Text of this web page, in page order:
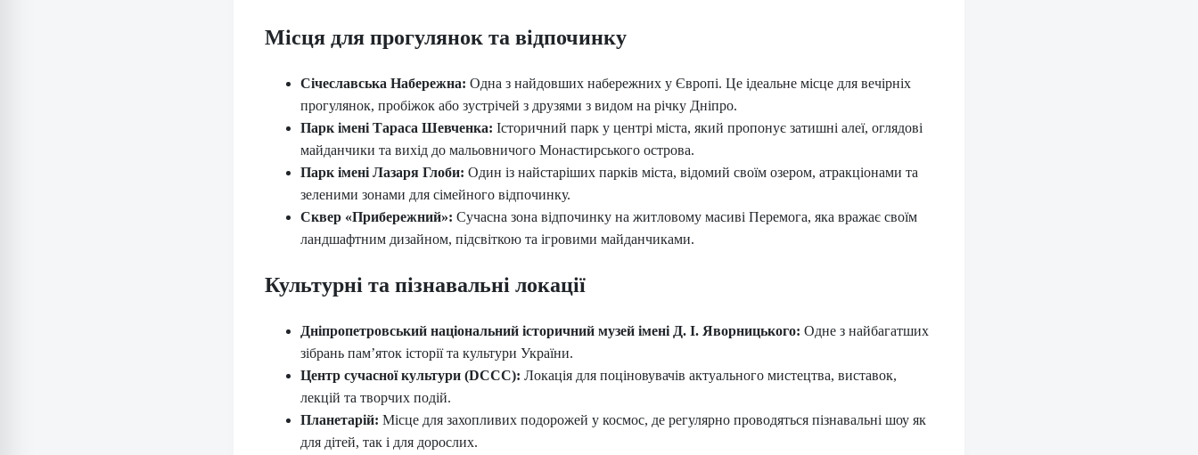
Місця для прогулянок та відпочинку
Січеславська Набережна: Одна з найдовших набережних у Європі. Це ідеальне місце для вечірніх
прогулянок, пробіжок або зустрічей з друзями з видом на річку Дніпро.
Парк імені Тараса Шевченка: Історичний парк у центрі міста, який пропонує затишні алеї, оглядові
майданчики та вихід до мальовничого Монастирського острова.
Парк імені Лазаря Глоби: Один із найстаріших парків міста, відомий своїм озером, атракціонами та
зеленими зонами для сімейного відпочинку.
Сквер «Прибережний»: Сучасна зона відпочинку на житловому масиві Перемога, яка вражає своїм
ландшафтним дизайном, підсвіткою та ігровими майданчиками.
Культурні та пізнавальні локації
Дніпропетровський національний історичний музей імені Д. І. Яворницького: Одне з найбагатших
зібрань пам’яток історії та культури України.
Центр сучасної культури (DCCC): Локація для поціновувачів актуального мистецтва, виставок,
лекцій та творчих подій.
Планетарій: Місце для захопливих подорожей у космос, де регулярно проводяться пізнавальні шоу як
для дітей, так і для дорослих.